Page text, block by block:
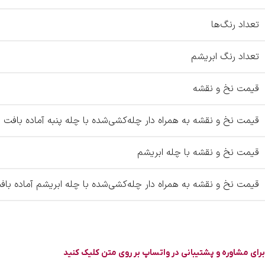
تعداد رنگ‌ها
تعداد رنگ ابریشم
قیمت نخ و نقشه
قیمت نخ و نقشه به همراه دار چله‌کشی‌شده با چله پنبه آماده بافت
قیمت نخ و نقشه با چله ابریشم
قیمت نخ و نقشه به همراه دار چله‌کشی‌شده با چله ابریشم آماده
برای مشاوره و پشتیبانی در واتساپ بر روی متن کلیک کنید